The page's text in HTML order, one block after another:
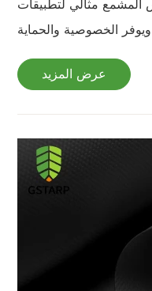
مثالي لتطبيقات
عرض المزيد